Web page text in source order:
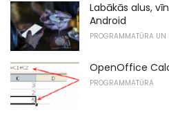
Labākās alus,
Android
PROGRAMMATŪRA
OpenOffice
PROGRAMMATŪRA